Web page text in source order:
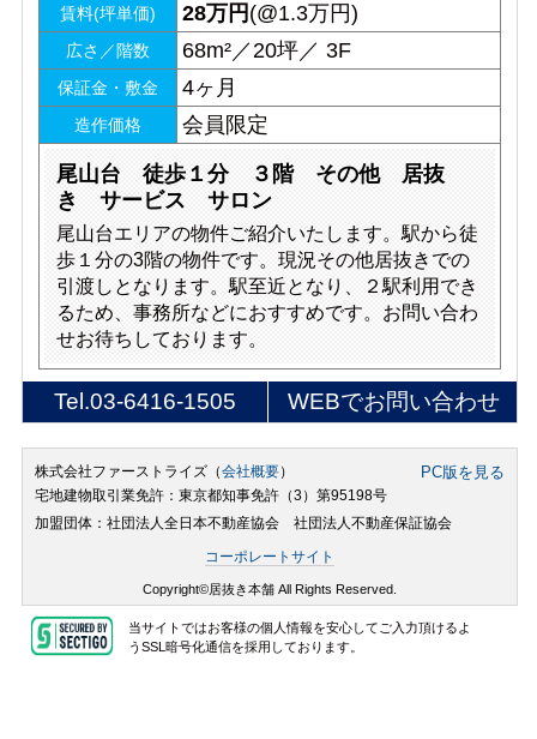
賃料(坪単価) 28万円 (@1.3万円)
広さ／階数 68m²／20坪／ 3F
保証金・敷金 4ヶ月
造作価格 会員限定
尾山台 徒歩１分 ３階 その他 居抜
き サービス サロン
尾山台エリアの物件ご紹介いたします。駅から徒
歩１分の3階の物件です。現況その他居抜きでの
引渡しとなります。駅至近となり、２駅利用でき
るため、事務所などにおすすめです。お問い合わ
せお待ちしております。
Tel.03-6416-1505 WEBでお問い合わせ
株式会社ファーストライズ（会社概要） PC版を見る
宅地建物取引業免許：東京都知事免許（3）第95198号
加盟団体：社団法人全日本不動産協会 社団法人不動産保証協会
コーポレートサイト
Copyright©居抜き本舗 All Rights Reserved.
当サイトではお客様の個人情報を安心してご入力頂けるよ
うSSL暗号化通信を採用しております。